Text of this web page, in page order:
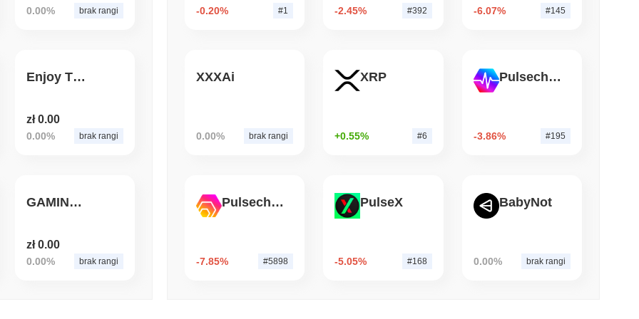
Ustawa CLARITY w zastoju w miarę zbliżania się przerwy sierpniowej
0.00% brak rangi
Enjoy The Fomo
zł 0.00
0.00% brak rangi
GAMINGPEPE
zł 0.00
0.00% brak rangi
-0.20% #1 -2.45% #392 -6.07% #145
XXXAi
0.00% brak rangi
XRP
+0.55% #6
Pulsechain
-3.86% #195
Pulsechain Bridged HEX (Pulsechain)
-7.85% #5898
PulseX
-5.05% #168
BabyNot
0.00% brak rangi